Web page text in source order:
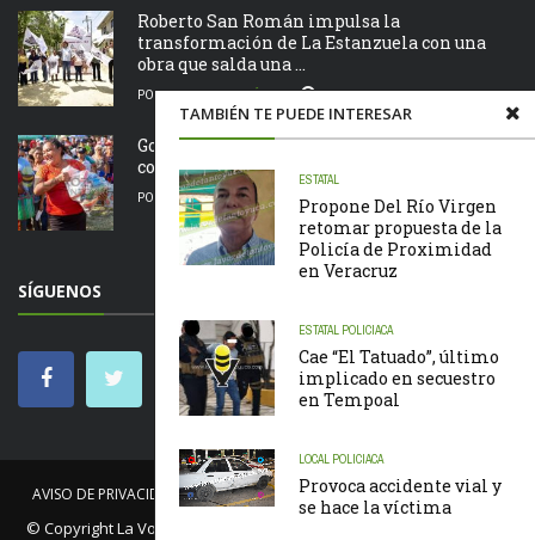
TAMBIÉN TE PUEDE INTERESAR
ESTATAL
Propone Del Río Virgen
retomar propuesta de la
Policía de Proximidad
en Veracruz
ESTATAL POLICIACA
Cae “El Tatuado”, último
implicado en secuestro
en Tempoal
LOCAL POLICIACA
Provoca accidente vial y
se hace la víctima
Roberto San Román impulsa la
transformación de La Estanzuela con una
obra que salda una ...
PORLA REDACCIÓN 06/08/2026
Gobierno de Chontla apoya a familias de la
comunidad de San Juan
POR LA REDACCIÓN 05/08/2026
SÍGUENOS
AVISO DE PRIVACIDAD NOSOTROS NOTICIAS CÓDIGO DE ÉTICA
© CopyrightLa Voz de Tantoyuca